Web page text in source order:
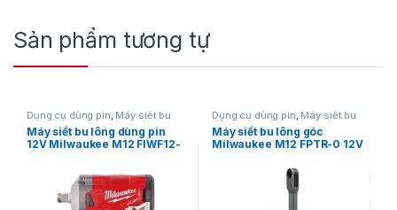
Sản phẩm tương tự
Dụng cụ dùng pin, Máy siết bu
lông Máy siết bu lông dùng pin
12V,Milwaukee
Máy siết bu lông dùng pin
12V Milwaukee M12 FIWF12-
Dụng cụ dùng pin, Máy siết bu
lông Máy siết bu lông dùng pin
12V,Milwaukee
Máy siết bu lông góc
Milwaukee M12 FPTR-0 12V